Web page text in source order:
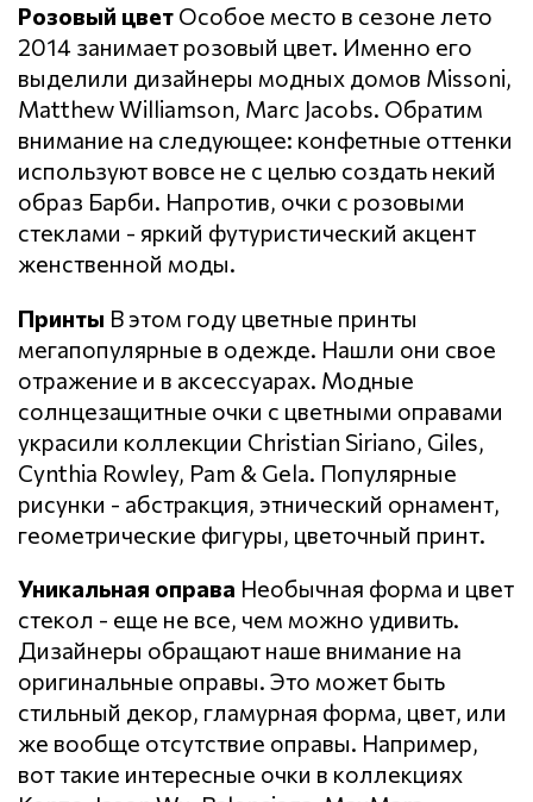
Розовый цвет Особое место в сезоне лето
2014 занимает розовый цвет. Именно его
выделили дизайнеры модных домов Missoni,
Matthew Williamson, Marc Jacobs. Обратим
внимание на следующее: конфетные оттенки
используют вовсе не с целью создать некий
образ Барби. Напротив, очки с розовыми
стеклами - яркий футуристический акцент
женственной моды.
Принты В этом году цветные принты
мегапопулярные в одежде. Нашли они свое
отражение и в аксессуарах. Модные
солнцезащитные очки с цветными оправами
украсили коллекции Christian Siriano, Giles,
Cynthia Rowley, Pam & Gela. Популярные
рисунки - абстракция, этнический орнамент,
геометрические фигуры, цветочный принт.
Уникальная оправа Необычная форма и цвет
стекол - еще не все, чем можно удивить.
Дизайнеры обращают наше внимание на
оригинальные оправы. Это может быть
стильный декор, гламурная форма, цвет, или
же вообще отсутствие оправы. Например,
вот такие интересные очки в коллекциях